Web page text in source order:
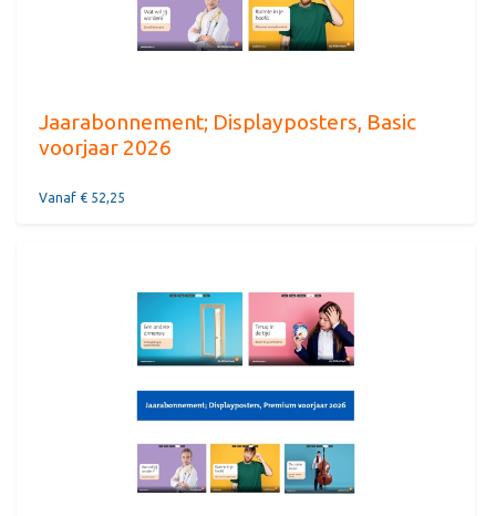
Jaarabonnement; Displayposters, Basic
voorjaar 2026
Vanaf € 52,25